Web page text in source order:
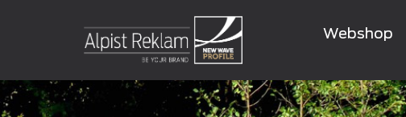
Webshop